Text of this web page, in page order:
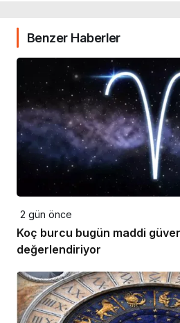
Benzer Haberler
2 gün önce
Koç burcu bugün maddi
değerlendiriyor